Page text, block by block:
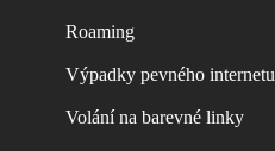
Roaming
Výpadky pevného internetu
Volání na barevné linky